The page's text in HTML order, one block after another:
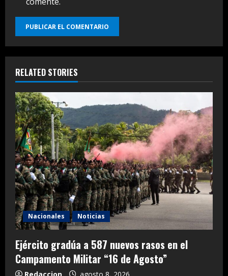
RELATED STORIES
Nacionales Noticias
Ejército gradúa a 587 nuevos rasos en el
Campamento Militar “16 de Agosto”